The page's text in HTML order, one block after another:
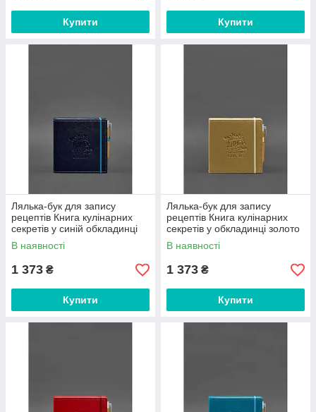
Купити Купити
Лялька-бук для запису
рецептів Книга кулінарних
секретів у синій обкладинці
В наявності
1 373 ₴
Купити
Лялька-бук для запису
рецептів Книга кулінарних
секретів у обкладинці золото
В наявності
1 373 ₴
Купити